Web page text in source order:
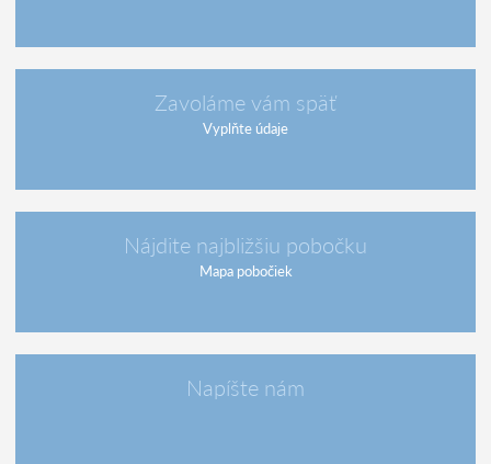
Zavoláme vám späť
Vyplňte údaje
Nájdite najbližšiu pobočku
Mapa pobočiek
Napíšte nám